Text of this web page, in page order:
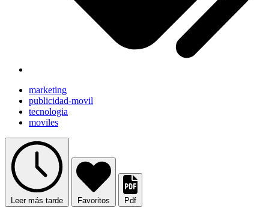
marketing
publicidad-movil
tecnologia
moviles
Leer más tarde Favoritos Pdf